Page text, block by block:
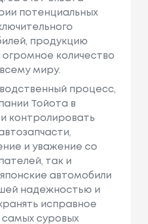
потенциальных
продукцию
огромное количество
миру.
процесс,
Тойота в
контролировать
и уважение со
так и
автомобили
надежностью и
исправное
суровых